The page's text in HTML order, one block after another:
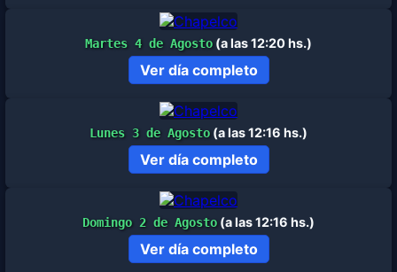
Martes 4 de Agosto (a las 12:20 hs.)
Ver día completo
Lunes 3 de Agosto (a las 12:16 hs.)
Ver día completo
Domingo 2 de Agosto (a las 12:16 hs.)
Ver día completo